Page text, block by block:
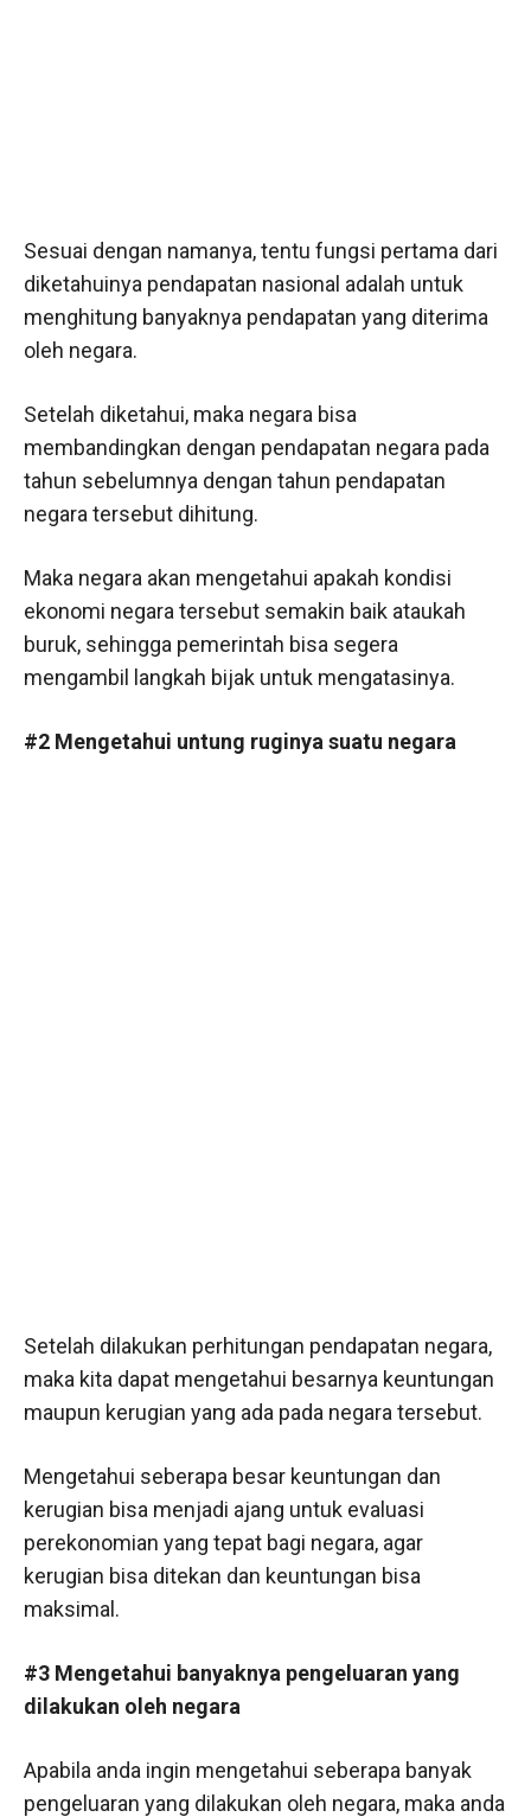
Sesuai dengan namanya, tentu fungsi pertama dari
diketahuinya pendapatan nasional adalah untuk
menghitung banyaknya pendapatan yang diterima
oleh negara.
Setelah diketahui, maka negara bisa
membandingkan dengan pendapatan negara pada
tahun sebelumnya dengan tahun pendapatan
negara tersebut dihitung.
Maka negara akan mengetahui apakah kondisi
ekonomi negara tersebut semakin baik ataukah
buruk, sehingga pemerintah bisa segera
mengambil langkah bijak untuk mengatasinya.
#2 Mengetahui untung ruginya suatu negara
Setelah dilakukan perhitungan pendapatan negara,
maka kita dapat mengetahui besarnya keuntungan
maupun kerugian yang ada pada negara tersebut.
Mengetahui seberapa besar keuntungan dan
kerugian bisa menjadi ajang untuk evaluasi
perekonomian yang tepat bagi negara, agar
kerugian bisa ditekan dan keuntungan bisa
maksimal.
#3 Mengetahui banyaknya pengeluaran yang
dilakukan oleh negara
Apabila anda ingin mengetahui seberapa banyak
pengeluaran yang dilakukan oleh negara, maka anda